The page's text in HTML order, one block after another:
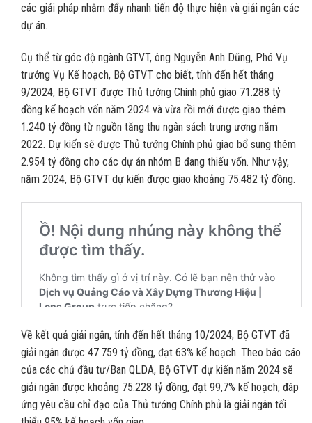
các giải pháp nhằm đẩy nhanh tiến độ thực hiện và giải ngân các
dự án.
Cụ thể từ góc độ ngành GTVT, ông Nguyễn Anh Dũng, Phó Vụ
trưởng Vụ Kế hoạch, Bộ GTVT cho biết, tính đến hết tháng
9/2024, Bộ GTVT được Thủ tướng Chính phủ giao 71.288 tỷ
đồng kế hoạch vốn năm 2024 và vừa rồi mới được giao thêm
1.240 tỷ đồng từ nguồn tăng thu ngân sách trung ương năm
2022. Dự kiến sẽ được Thủ tướng Chính phủ giao bổ sung thêm
2.954 tỷ đồng cho các dự án nhóm B đang thiếu vốn. Như vậy,
năm 2024, Bộ GTVT dự kiến được giao khoảng 75.482 tỷ đồng.
Về kết quả giải ngân, tính đến hết tháng 10/2024, Bộ GTVT đã
giải ngân được 47.759 tỷ đồng, đạt 63% kế hoạch. Theo báo cáo
của các chủ đầu tư/Ban QLDA, Bộ GTVT dự kiến năm 2024 sẽ
giải ngân được khoảng 75.228 tỷ đồng, đạt 99,7% kế hoạch, đáp
ứng yêu cầu chỉ đạo của Thủ tướng Chính phủ là giải ngân tối